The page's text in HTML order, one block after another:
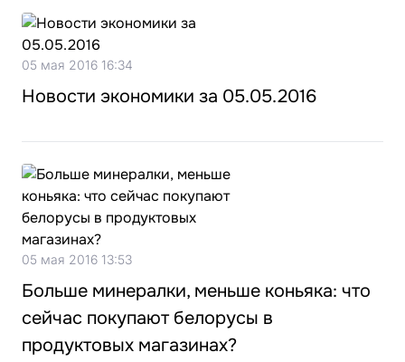
05 мая 2016 16:34
Новости экономики за 05.05.2016
05 мая 2016 13:53
Больше минералки, меньше коньяка: что
сейчас покупают белорусы в
продуктовых магазинах?